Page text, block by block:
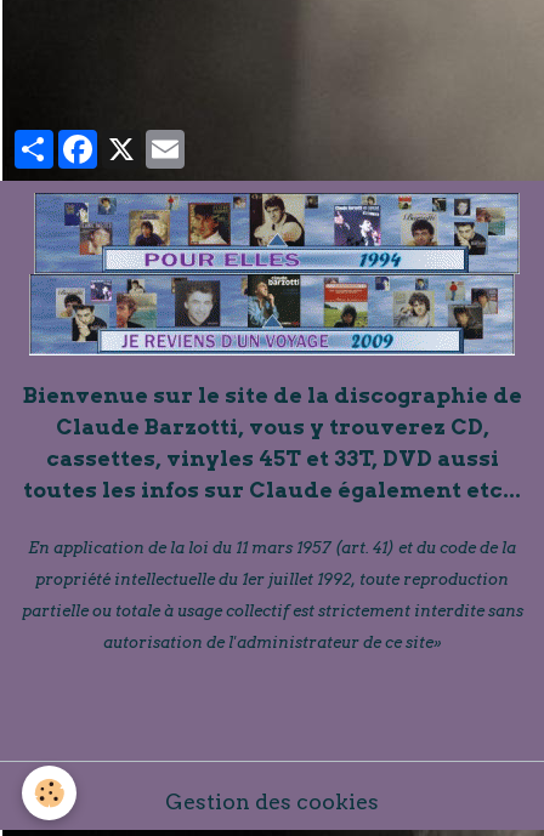
PartagerFacebook
X
Bienvenue sur le site de la discographie de
Claude Barzotti, vous y trouverez CD,
cassettes, vinyles 45T et 33T, DVD aussi
toutes les infos sur Claude également etc...
En application de la loi du 11 mars 1957 (art. 41) et du code de la
propriété intellectuelle du 1er juillet 1992, toute reproduction
partielle ou totale à usage collectif est strictement interdite sans
autorisation de l'administrateur de ce site»
Gestion des cookies